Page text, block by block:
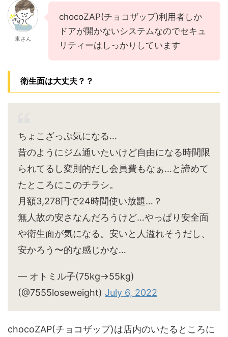
東さん
chocoZAP(チョコザップ)利用者しか
ドアが開かないシステムなのでセキュ
リティーはしっかりしています
衛生面は大丈夫？？
ちょこざっぷ気になる…
昔のようにジム通いたいけど自由になる時間限
られてるし変則的だし会員費もなぁ…と諦めて
たところにこのチラシ。
月額3,278円で24時間使い放題…？
無人故の安さなんだろうけど…やっぱり安全面
や衛生面が気になる。安いと人溢れそうだし、
安かろう〜的な感じかな…
— オトミル子(75kg→55kg)
(@7555loseweight) July 6, 2022
chocoZAP(チョコザップ)は店内のいたるところに